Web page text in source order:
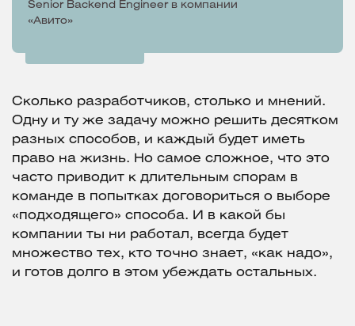
Senior Backend Engineer в компании
«Авито»
Сколько разработчиков, столько и мнений.
Одну и ту же задачу можно решить десятком
разных способов, и каждый будет иметь
право на жизнь. Но самое сложное, что это
часто приводит к длительным спорам в
команде в попытках договориться о выборе
«подходящего» способа. И в какой бы
компании ты ни работал, всегда будет
множество тех, кто точно знает, «как надо»,
и готов долго в этом убеждать остальных.